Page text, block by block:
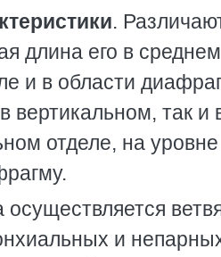
.
длина его в
и в области
вертикальном, так и
отделе, на уровне
и